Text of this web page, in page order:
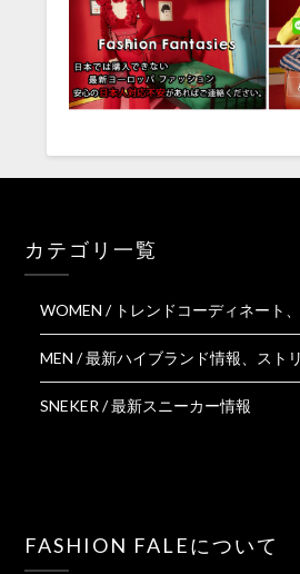
カテゴリ一覧
WOMEN / トレンドコーディネート
MEN / 最新ハイブランド情報、スト
SNEKER / 最新スニーカー情報
FASHION FALEについて